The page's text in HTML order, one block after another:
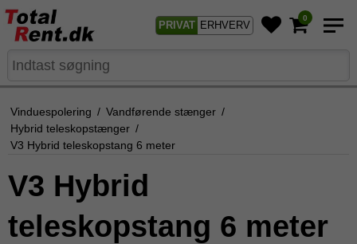
PRIVAT ERHVERV
0
Vinduespolering / Vandførende stænger /
Hybrid teleskopstænger /
V3 Hybrid teleskopstang 6 meter
V3 Hybrid
teleskopstang 6 meter